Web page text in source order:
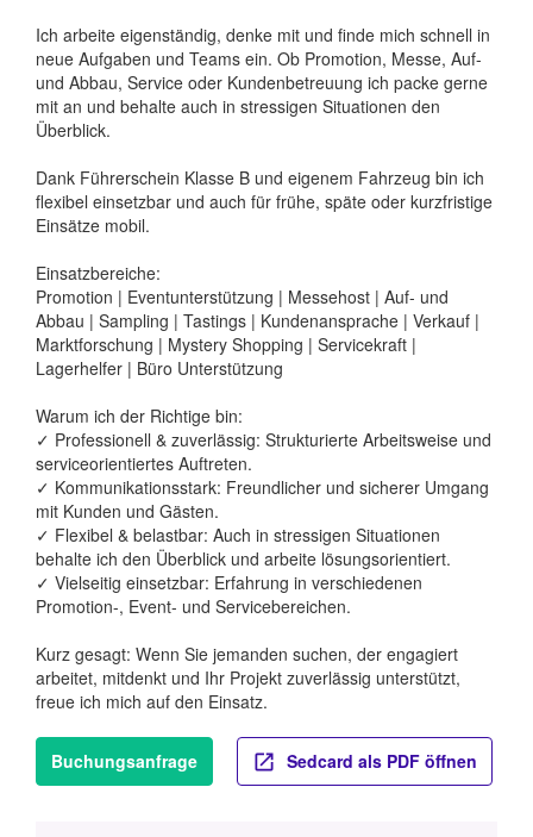
Ich arbeite eigenständig, denke mit und finde mich schnell in
neue Aufgaben und Teams ein. Ob Promotion, Messe, Auf-
und Abbau, Service oder Kundenbetreuung ich packe gerne
mit an und behalte auch in stressigen Situationen den
Überblick.
Dank Führerschein Klasse B und eigenem Fahrzeug bin ich
flexibel einsetzbar und auch für frühe, späte oder kurzfristige
Einsätze mobil.
Einsatzbereiche:
Promotion | Eventunterstützung | Messehost | Auf- und
Abbau | Sampling | Tastings | Kundenansprache | Verkauf |
Marktforschung | Mystery Shopping | Servicekraft |
Lagerhelfer | Büro Unterstützung
Warum ich der Richtige bin:
✓ Professionell & zuverlässig: Strukturierte Arbeitsweise und
serviceorientiertes Auftreten.
✓ Kommunikationsstark: Freundlicher und sicherer Umgang
mit Kunden und Gästen.
✓ Flexibel & belastbar: Auch in stressigen Situationen
behalte ich den Überblick und arbeite lösungsorientiert.
✓ Vielseitig einsetzbar: Erfahrung in verschiedenen
Promotion-, Event- und Servicebereichen.
Kurz gesagt: Wenn Sie jemanden suchen, der engagiert
arbeitet, mitdenkt und Ihr Projekt zuverlässig unterstützt,
freue ich mich auf den Einsatz.
Buchungsanfrage Sedcard als PDF öffnen